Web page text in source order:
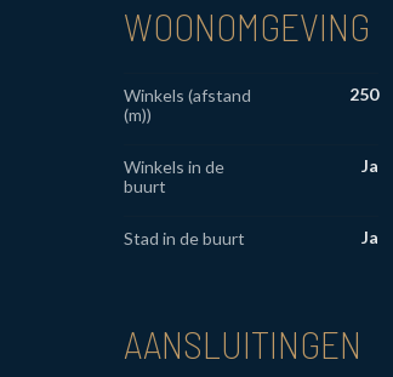
WOONOMGEVING
Winkels (afstand
(m))
250
Winkels in de
buurt
Ja
Stad in de buurt Ja
AANSLUITINGEN